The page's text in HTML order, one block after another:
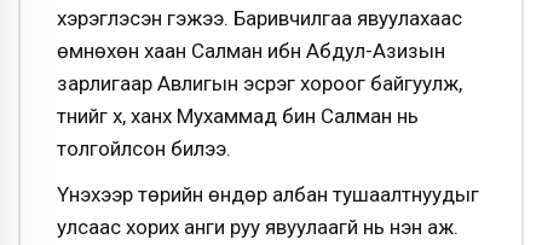
хэрэглэсэн гэжээ. Баривчилгаа явуулахаас
өмнөхөн хаан Салман ибн Абдул-Азизын
зарлигаар Авлигын эсрэг хороог байгуулж,
түүнийг хүү, ханхүү Мухаммад бин Салман нь
толгойлсон билээ.
Үнэхээр төрийн өндөр албан тушаалтнуудыг
улсаас хорих анги руу явуулаагүй нь үнэн аж.